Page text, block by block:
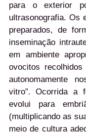
para o exterior
ultrasonografia. Os
preparados, de
inseminação
em ambiente
ovocitos
autonomamente
vitro”. Ocorrida a
evolui para
(multiplicando as
meio de cultura